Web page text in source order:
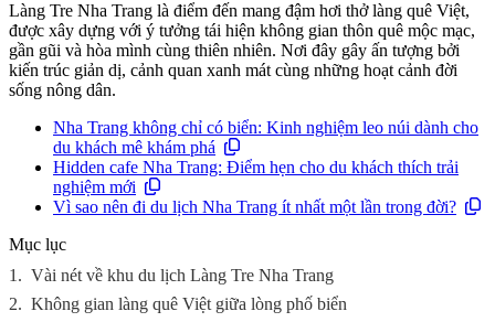
Làng Tre Nha Trang là điểm đến mang đậm hơi thở làng quê Việt,
được xây dựng với ý tưởng tái hiện không gian thôn quê mộc mạc,
gần gũi và hòa mình cùng thiên nhiên. Nơi đây gây ấn tượng bởi
kiến trúc giản dị, cảnh quan xanh mát cùng những hoạt cảnh đời
sống nông dân.
Nha Trang không chỉ có biển: Kinh nghiệm leo núi dành cho
du khách mê khám phá
Hidden cafe Nha Trang: Điểm hẹn cho du khách thích trải
nghiệm mới
Vì sao nên đi du lịch Nha Trang ít nhất một lần trong đời?
Mục lục
1. Vài nét về khu du lịch Làng Tre Nha Trang
2. Không gian làng quê Việt giữa lòng phố biển